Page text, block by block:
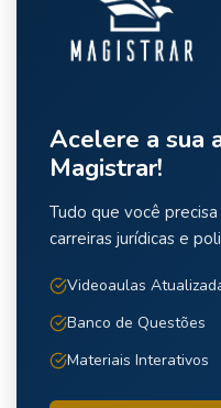
Acelere a sua
Magistrar!
Tudo que você
carreiras jurídicas e
Videoaulas
Banco de Questões
Materiais Interativos